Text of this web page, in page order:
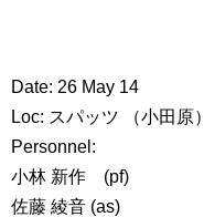
Date: 26 May 14
Loc: スパッツ （小田原）
Personnel:
小林 新作 (pf)
佐藤 綾音 (as)